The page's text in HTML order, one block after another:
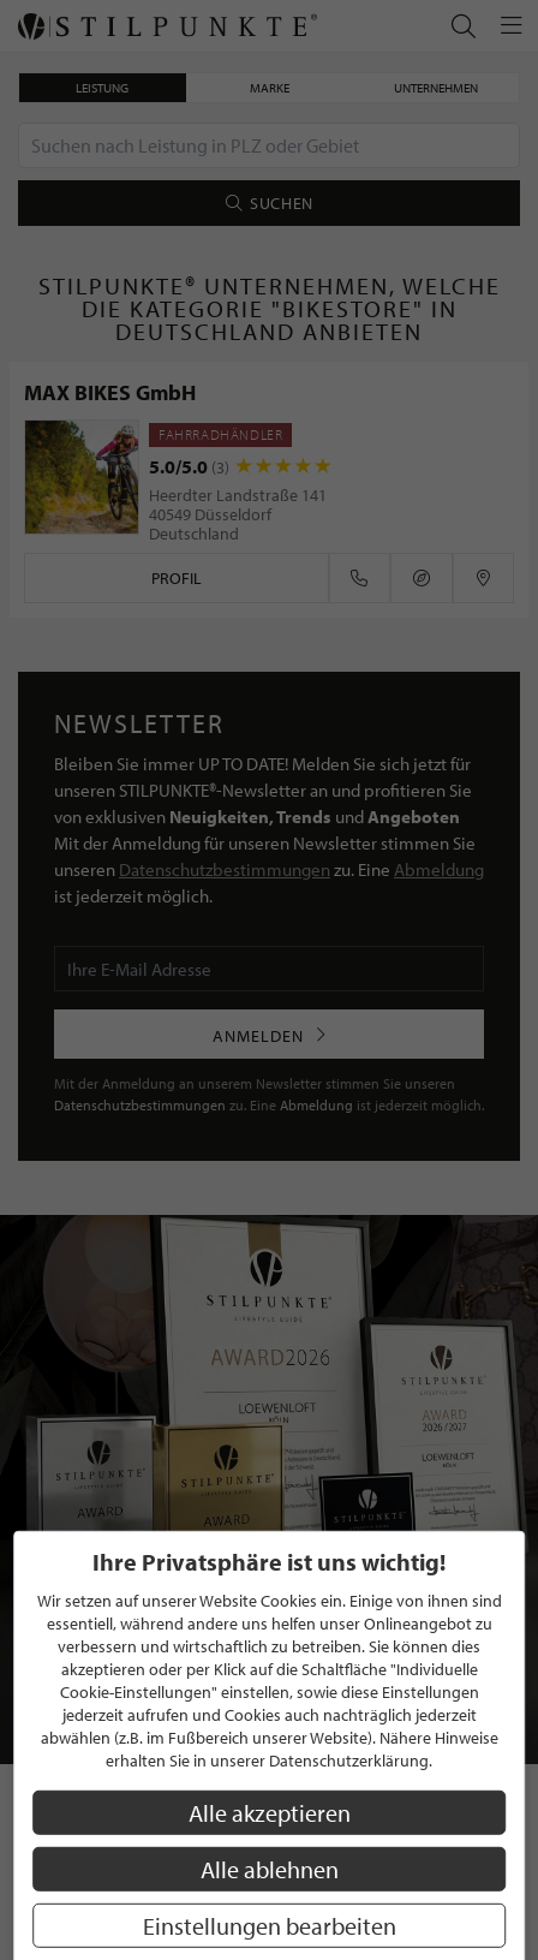
LEISTUNG MARKE UNTERNEHMEN
SUCHEN
STILPUNKTE® UNTERNEHMEN, WELCHE
DIE KATEGORIE "BIKESTORE" IN
DEUTSCHLAND ANBIETEN
MAX BIKES GmbH
FAHRRADHÄNDLER
5.0/5.0 (3)
Heerdter Landstraße 141
40549 Düsseldorf
Deutschland
PROFIL
NEWSLETTER
Bleiben Sie immer UP TO DATE! Melden Sie sich jetzt für
unseren STILPUNKTE®-Newsletter an und profitieren Sie
von exklusiven Neuigkeiten, Trends undAngeboten
Mit der Anmeldung für unseren Newsletter stimmen Sie
unseren Datenschutzbestimmungen zu. Eine Abmeldung
ist jederzeit möglich.
ANMELDEN
Mit der Anmeldung an unserem Newsletter stimmen Sie unseren
Datenschutzbestimmungen zu. Eine Abmeldung ist jederzeit möglich.
BEWERBEN SIE SICH FÜR EINE GRATIS
MITGLIEDSCHAFT BEI STILPUNKTE®
JETZT GRATIS BEWERBEN
STILPUNKTE AUF
INSTAGRAM
Ihre Privatsphäre ist uns wichtig!
Wir setzen auf unserer Website Cookies ein. Einige von ihnen sind
essentiell, während andere uns helfen unser Onlineangebot zu
verbessern und wirtschaftlich zu betreiben. Sie können dies
akzeptieren oder per Klick auf die Schaltfläche "Individuelle
Cookie-Einstellungen" einstellen, sowie diese Einstellungen
jederzeit aufrufen und Cookies auch nachträglich jederzeit
abwählen (z.B. im Fußbereich unserer Website). Nähere Hinweise
erhalten Sie in unserer Datenschutzerklärung.
Alle akzeptieren
Alle ablehnen
Einstellungen bearbeiten